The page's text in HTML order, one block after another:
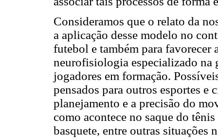
Consideramos que o relato da
a aplicação desse modelo no
futebol e também para favorecer
neurofisiologia especializado na
jogadores em formação.
pensados para outros esportes e
planejamento e a precisão do
como acontece no saque do
basquete, entre outras situações